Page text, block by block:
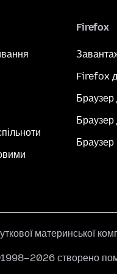
Firefox
Firefox
Браузер
материнської
створено